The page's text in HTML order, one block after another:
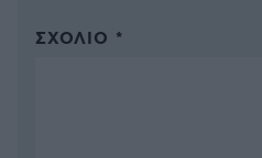
ΣΧΌΛΙΟ *